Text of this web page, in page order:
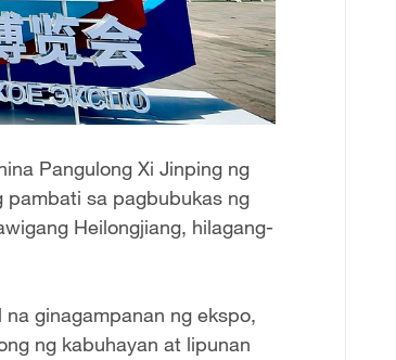
Pangulong Xi Jinping ng
pambati sa pagbubukas ng
Heilongjiang, hilagang-
ginagampanan ng ekspo,
ng kabuhayan at lipunan